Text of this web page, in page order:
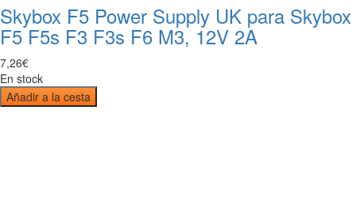
Skybox F5 Power Supply UK para Skybox
F5 F5s F3 F3s F6 M3, 12V 2A
7,26€
En stock
Añadir a la cesta